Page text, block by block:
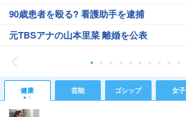
90歳患者を殴る? 看護助手を逮捕
元TBSアナの山本里菜 離婚を公表
健康 芸能 ゴシップ 女子